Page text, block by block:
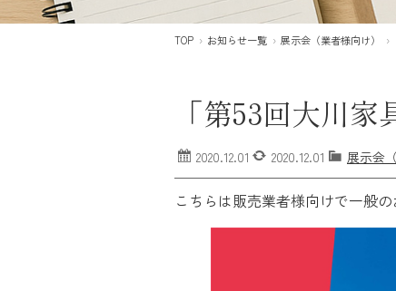
食器棚・レンジボード
TOP お知らせ一覧 展示会（業者様向け）
「第53回大川
2020.12.01 2020.12.01 展示会
こちらは販売業者様向けで一般